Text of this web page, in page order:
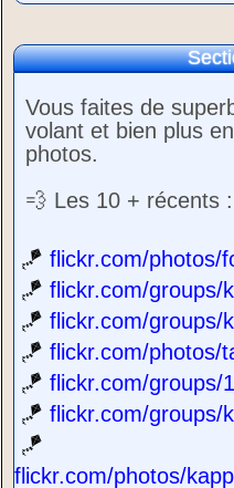
Vous faites de
volant et bien plus
photos.
💨 Les 10 + récents :
🪁flickr.com/photos/
🪁flickr.com/groups/
🪁flickr.com/groups/
🪁flickr.com/photos/
🪁flickr.com/groups/
🪁flickr.com/groups/
🪁
flickr.com/photos/